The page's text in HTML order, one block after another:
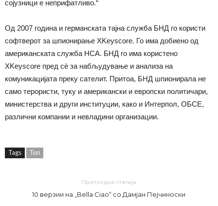
сојузници е неприфатливо.“
Од 2007 година и германската тајна служба БНД го користи
софтверот за шпионирање XKeyscore. Го има добиено од
американската служба НСА. БНД го има користено
XKeyscore пред сѐ за набљудување и анализа на
комуникацијата преку сателит. Притоа, БНД шпионирала не
само терористи, туку и американски и европски политичари,
министерства и други институции, како и Интерпол, ОБСЕ,
различни компании и невладини организации.
Tags Топ
Претходна статија
10 верзии на „Bella Ciao“ со Дамјан Пејчиноски